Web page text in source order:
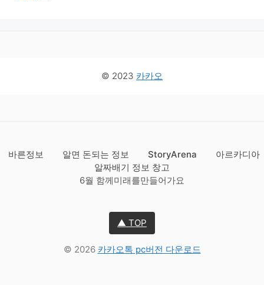
© 2023 카카오
바른정보 알면 돈되는 정보 StoryArena
아르카디아
알짜배기 정보 창고
6월 함께미래를만들어가요
▲ TOP
© 2026 카카오톡 pc버전 다운로드